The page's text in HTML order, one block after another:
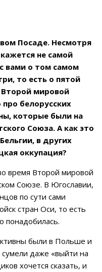
Посаде. Несмотря
не самой
вами о том самом
то есть о пятой
Второй мировой
белорусских
которые были на
Союза. А как это
в других
оккупация?
время Второй мировой
Союзе. В Югославии,
по сути сами
стран Оси, то есть
понадобилась.
были в Польше и
даже «выйти на
хочется сказать, и